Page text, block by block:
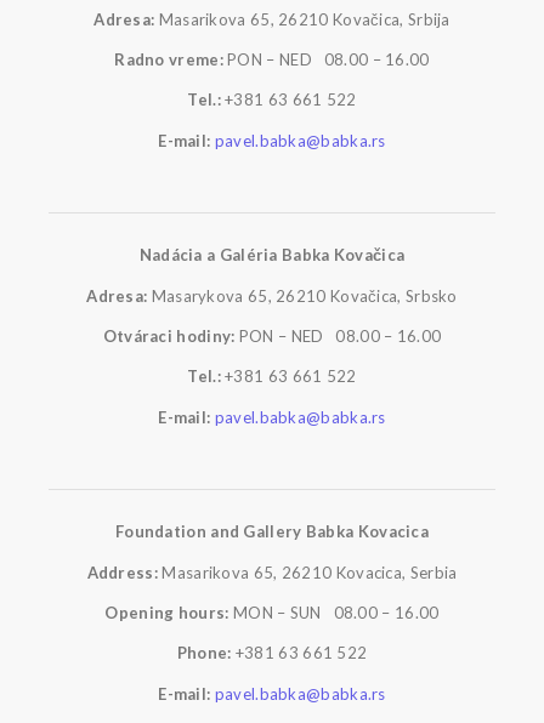
Adresa: Masarikova 65, 26210 Kovačica, Srbija
Radno vreme:PON – NED 08.00 – 16.00
Tel.:+381 63 661 522
E-mail: pavel.babka@babka.rs
Nadácia a Galéria Babka Kovačica
Adresa: Masarykova 65, 26210 Kovačica, Srbsko
Otváraci hodiny: PON – NED 08.00 – 16.00
Tel.:+381 63 661 522
E-mail: pavel.babka@babka.rs
Foundation and Gallery Babka Kovacica
Address:Masarikova 65, 26210 Kovacica, Serbia
Opening hours: MON – SUN 08.00 – 16.00
Phone: +381 63 661 522
E-mail: pavel.babka@babka.rs